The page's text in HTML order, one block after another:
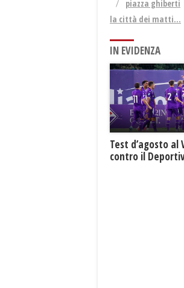
piazza ghiberti
la città dei matti...
IN EVIDENZA
Test d’agosto al
contro il